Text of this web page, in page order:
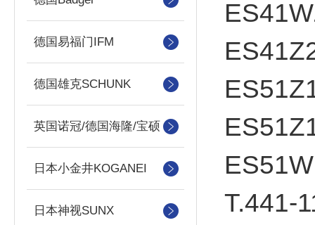
德国易福门IFM
德国雄克SCHUNK
英国诺冠/德国海隆/宝硕
日本小金井KOGANEI
日本神视SUNX
T.441-